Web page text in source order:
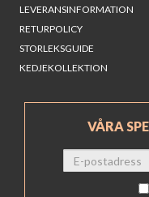
LEVERANSINFORMATION
RETURPOLICY
STORLEKSGUIDE
KEDJEKOLLEKTION
VÅRA